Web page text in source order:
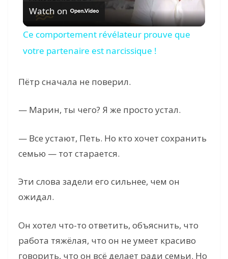
l
a
y
V
i
Watch on
Ce comportement révélateur prouve que
votre partenaire est narcissique !
Пётр сначала не поверил.
— Марин, ты чего? Я же просто устал.
— Все устают, Петь. Но кто хочет сохранить
семью — тот старается.
Эти слова задели его сильнее, чем он
ожидал.
Он хотел что-то ответить, объяснить, что
работа тяжёлая, что он не умеет красиво
говорить, что он всё делает ради семьи. Но